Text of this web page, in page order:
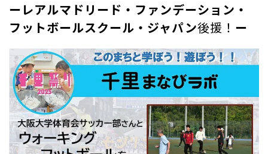
ーレアルマドリード・ファンデーション・
フットボールスクール・ジャパン後援！ ー